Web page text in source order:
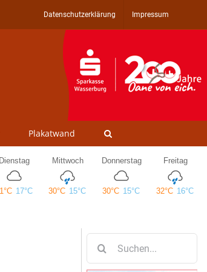
Datenschutzerklärung Impressum
Plakatwand
nach: